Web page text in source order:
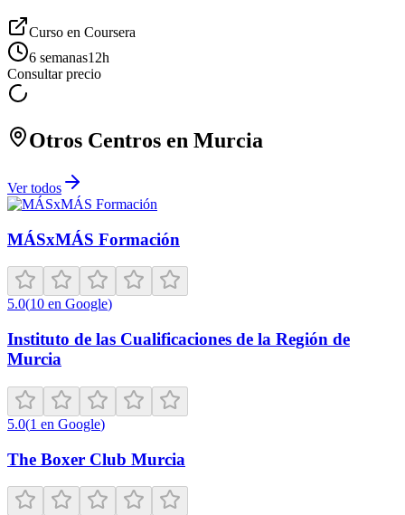
Curso en Coursera
6 semanas12h
Consultar precio
Otros Centros en Murcia
Ver todos
MÁSxMÁS Formación
5.0(10 en Google)
Instituto de las Cualificaciones de la Región de
Murcia
5.0(1 en Google)
The Boxer Club Murcia